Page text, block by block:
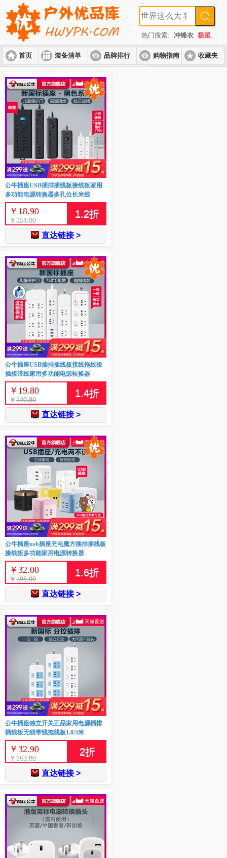
热门搜索: 冲锋衣 极星
首页 装备清单 品牌排行 购物指南 收藏夹
公牛插座USB插排插线板接线板家用
多功能电源转换器多孔位长米线
￥ 18.90
￥ 154.00
1.2折
直达链接 >
公牛插座USB插排插线板接线拖线板
插板带线家用多功能电源转换器
￥ 19.80
￥ 140.80
1.4折
直达链接 >
公牛插座usb插座充电魔方插排插线板
接线板多功能家用电源转换器
￥ 32.00
￥ 198.00
1.6折
直达链接 >
公牛插座独立开关正品家用电源插排
插线板无线带线拖线板1.8/3米
￥ 32.90
￥ 163.00
2折
直达链接 >